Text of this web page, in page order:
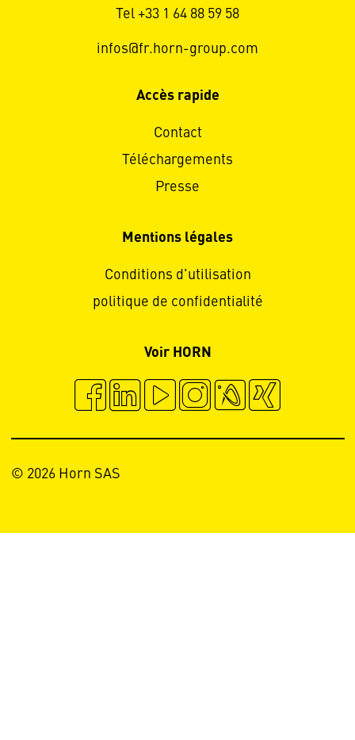
Tel +33 1 64 88 59 58
infos@fr.horn-group.com
Accès rapide
Contact
Téléchargements
Presse
Mentions légales
Conditions d'utilisation
politique de confidentialité
Voir HORN
© 2026 Horn SAS